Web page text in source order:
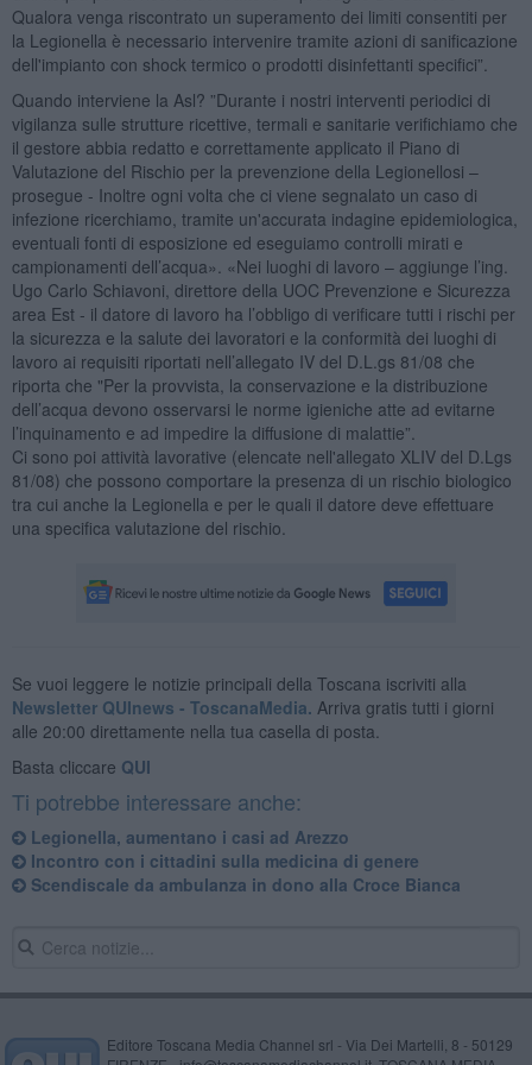
Qualora venga riscontrato un superamento dei limiti consentiti per
la Legionella è necessario intervenire tramite azioni di sanificazione
dell'impianto con shock termico o prodotti disinfettanti specifici”.
Quando interviene la Asl? ”Durante i nostri interventi periodici di
vigilanza sulle strutture ricettive, termali e sanitarie verifichiamo che
il gestore abbia redatto e correttamente applicato il Piano di
Valutazione del Rischio per la prevenzione della Legionellosi –
prosegue - Inoltre ogni volta che ci viene segnalato un caso di
infezione ricerchiamo, tramite un'accurata indagine epidemiologica,
eventuali fonti di esposizione ed eseguiamo controlli mirati e
campionamenti dell’acqua». «Nei luoghi di lavoro – aggiunge l’ing.
Ugo Carlo Schiavoni, direttore della UOC Prevenzione e Sicurezza
area Est - il datore di lavoro ha l’obbligo di verificare tutti i rischi per
la sicurezza e la salute dei lavoratori e la conformità dei luoghi di
lavoro ai requisiti riportati nell’allegato IV del D.L.gs 81/08 che
riporta che "Per la provvista, la conservazione e la distribuzione
dell’acqua devono osservarsi le norme igieniche atte ad evitarne
l’inquinamento e ad impedire la diffusione di malattie”.
Ci sono poi attività lavorative (elencate nell'allegato XLIV del D.Lgs
81/08) che possono comportare la presenza di un rischio biologico
tra cui anche la Legionella e per le quali il datore deve effettuare
una specifica valutazione del rischio.
Se vuoi leggere le notizie principali della Toscana iscriviti alla
Newsletter QUInews - ToscanaMedia. Arriva gratis tutti i giorni
alle 20:00 direttamente nella tua casella di posta.
Basta cliccare QUI
Ti potrebbe interessare anche:
Legionella, aumentano i casi ad Arezzo
Incontro con i cittadini sulla medicina di genere
Scendiscale da ambulanza in dono alla Croce Bianca
Editore Toscana Media Channel srl - Via Dei Martelli, 8 - 50129